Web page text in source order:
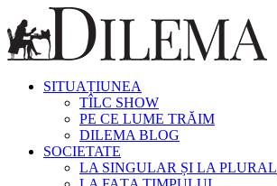
SITUAȚIUNEA
TÎLC SHOW
PE CE LUME TRĂIM
DILEMA BLOG
SOCIETATE
LA SINGULAR ȘI LA PLURAL